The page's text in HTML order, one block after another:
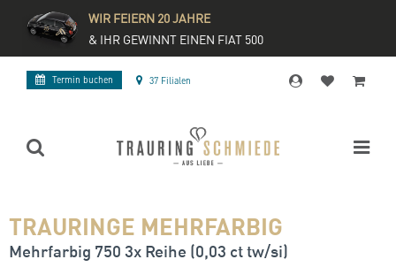
WIR FEIERN 20 JAHRE
& IHR GEWINNT EINEN FIAT 500
Termin buchen 37 Filialen
TRAURINGE MEHRFARBIG
Mehrfarbig 750 3x Reihe (0,03 ct tw/si)